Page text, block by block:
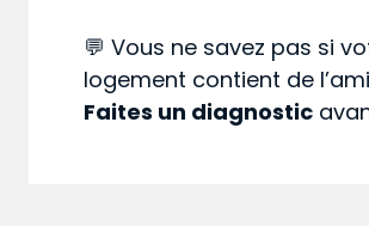
💬 Vous ne savez pas si
logement contient de
Faites un diagnostic